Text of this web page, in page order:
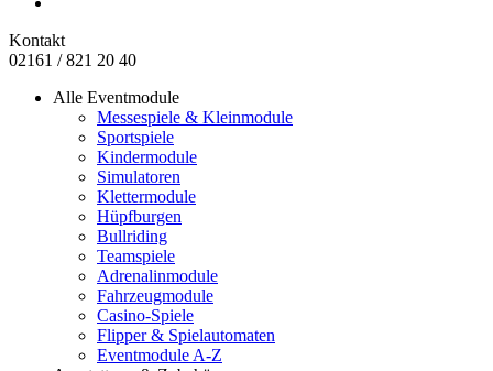
Kontakt
02161 / 821 20 40
Alle Eventmodule
Messespiele & Kleinmodule
Sportspiele
Kindermodule
Simulatoren
Klettermodule
Hüpfburgen
Bullriding
Teamspiele
Adrenalinmodule
Fahrzeugmodule
Casino-Spiele
Flipper & Spielautomaten
Eventmodule A-Z